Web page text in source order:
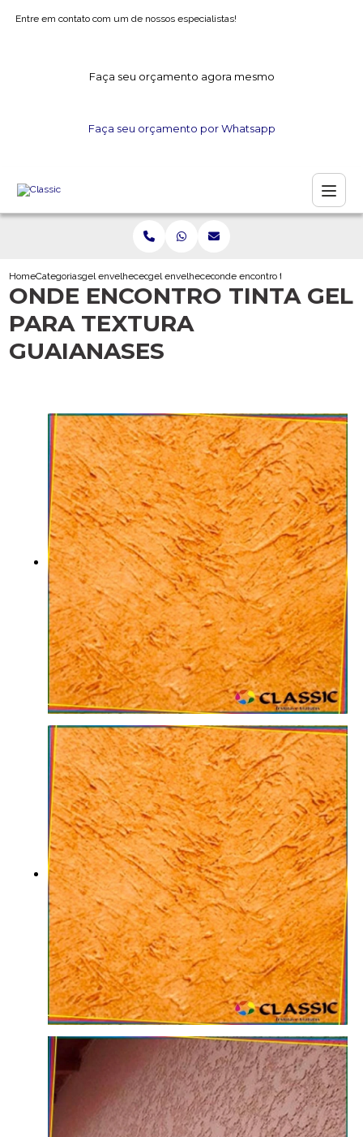
Entre em contato com um de nossos especialistas!
Faça seu orçamento agora mesmo
Faça seu orçamento por Whatsapp
HomeCategoriasgel envelhecedorgel envelhecedor para artesanato
onde encontro tinta gel para
ONDE ENCONTRO TINTA GEL
PARA TEXTURA
GUAIANASES